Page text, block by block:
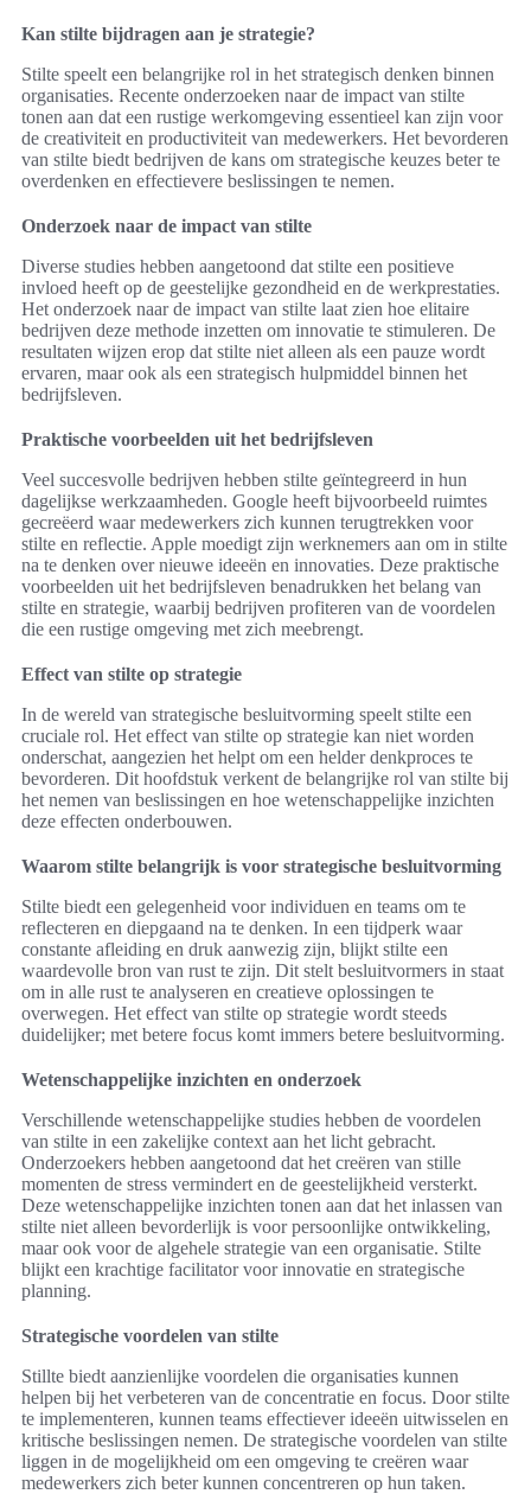
Kan stilte bijdragen aan je strategie?
Stilte speelt een belangrijke rol in het strategisch denken binnen
organisaties. Recente onderzoeken naar de impact van stilte
tonen aan dat een rustige werkomgeving essentieel kan zijn voor
de creativiteit en productiviteit van medewerkers. Het bevorderen
van stilte biedt bedrijven de kans om strategische keuzes beter te
overdenken en effectievere beslissingen te nemen.
Onderzoek naar de impact van stilte
Diverse studies hebben aangetoond dat stilte een positieve
invloed heeft op de geestelijke gezondheid en de werkprestaties.
Het onderzoek naar de impact van stilte laat zien hoe elitaire
bedrijven deze methode inzetten om innovatie te stimuleren. De
resultaten wijzen erop dat stilte niet alleen als een pauze wordt
ervaren, maar ook als een strategisch hulpmiddel binnen het
bedrijfsleven.
Praktische voorbeelden uit het bedrijfsleven
Veel succesvolle bedrijven hebben stilte geïntegreerd in hun
dagelijkse werkzaamheden. Google heeft bijvoorbeeld ruimtes
gecreëerd waar medewerkers zich kunnen terugtrekken voor
stilte en reflectie. Apple moedigt zijn werknemers aan om in stilte
na te denken over nieuwe ideeën en innovaties. Deze praktische
voorbeelden uit het bedrijfsleven benadrukken het belang van
stilte en strategie, waarbij bedrijven profiteren van de voordelen
die een rustige omgeving met zich meebrengt.
Effect van stilte op strategie
In de wereld van strategische besluitvorming speelt stilte een
cruciale rol. Het effect van stilte op strategie kan niet worden
onderschat, aangezien het helpt om een helder denkproces te
bevorderen. Dit hoofdstuk verkent de belangrijke rol van stilte bij
het nemen van beslissingen en hoe wetenschappelijke inzichten
deze effecten onderbouwen.
Waarom stilte belangrijk is voor strategische besluitvorming
Stilte biedt een gelegenheid voor individuen en teams om te
reflecteren en diepgaand na te denken. In een tijdperk waar
constante afleiding en druk aanwezig zijn, blijkt stilte een
waardevolle bron van rust te zijn. Dit stelt besluitvormers in staat
om in alle rust te analyseren en creatieve oplossingen te
overwegen. Het effect van stilte op strategie wordt steeds
duidelijker; met betere focus komt immers betere besluitvorming.
Wetenschappelijke inzichten en onderzoek
Verschillende wetenschappelijke studies hebben de voordelen
van stilte in een zakelijke context aan het licht gebracht.
Onderzoekers hebben aangetoond dat het creëren van stille
momenten de stress vermindert en de geestelijkheid versterkt.
Deze wetenschappelijke inzichten tonen aan dat het inlassen van
stilte niet alleen bevorderlijk is voor persoonlijke ontwikkeling,
maar ook voor de algehele strategie van een organisatie. Stilte
blijkt een krachtige facilitator voor innovatie en strategische
planning.
Strategische voordelen van stilte
Stillte biedt aanzienlijke voordelen die organisaties kunnen
helpen bij het verbeteren van de concentratie en focus. Door stilte
te implementeren, kunnen teams effectiever ideeën uitwisselen en
kritische beslissingen nemen. De strategische voordelen van stilte
liggen in de mogelijkheid om een omgeving te creëren waar
medewerkers zich beter kunnen concentreren op hun taken.